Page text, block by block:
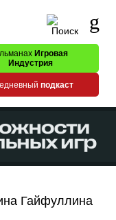
Игровая
Индустрия
подкаст
Гайфуллина